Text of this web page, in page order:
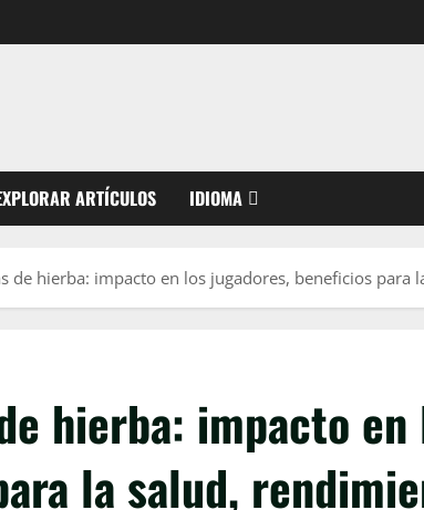
ARTÍCULOS IDIOMA
de hierba: impacto en los jugadores, beneficios para
hierba: impacto en
la salud,